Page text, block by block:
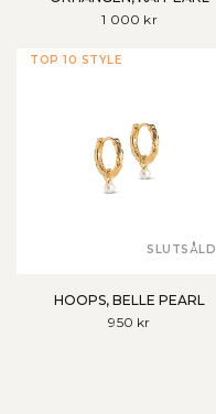
1 000 kr
TOP 10 STYLE
SLUTSÅLD
HOOPS, BELLE PEARL
950 kr